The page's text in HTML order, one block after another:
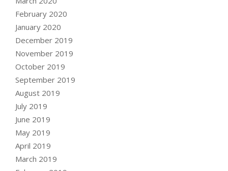
February 2020
January 2020
December 2019
November 2019
October 2019
September 2019
August 2019
July 2019
June 2019
May 2019
April 2019
March 2019